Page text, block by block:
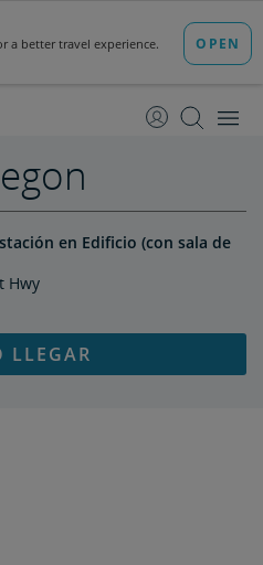
Contenido
Navegación
en Edificio (con sala de
Hwy
LLEGAR